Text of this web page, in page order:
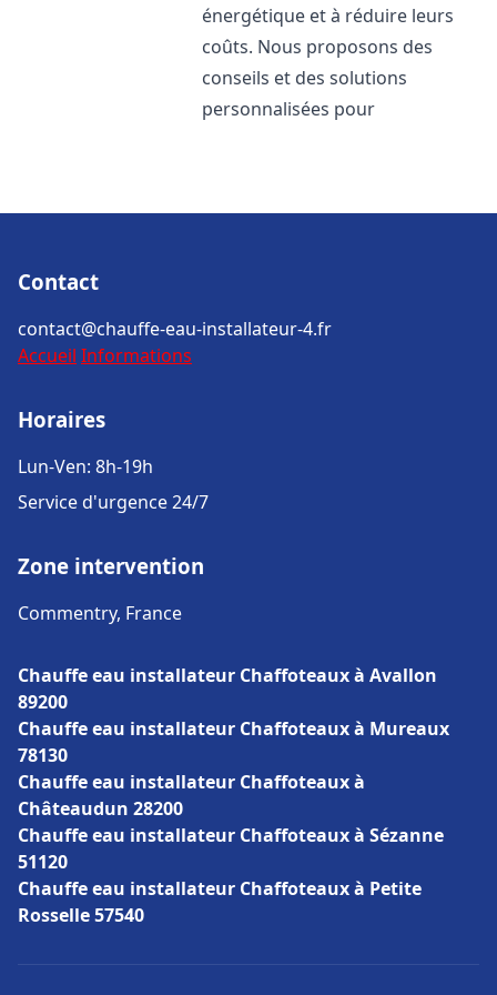
énergétique et à réduire leurs
coûts. Nous proposons des
conseils et des solutions
personnalisées pour
Contact
contact@chauffe-eau-installateur-4.fr
Accueil Informations
Horaires
Lun-Ven: 8h-19h
Service d'urgence 24/7
Zone intervention
Commentry, France
Chauffe eau installateur Chaffoteaux à Avallon
89200
Chauffe eau installateur Chaffoteaux à Mureaux
78130
Chauffe eau installateur Chaffoteaux à
Châteaudun 28200
Chauffe eau installateur Chaffoteaux à Sézanne
51120
Chauffe eau installateur Chaffoteaux à Petite
Rosselle 57540